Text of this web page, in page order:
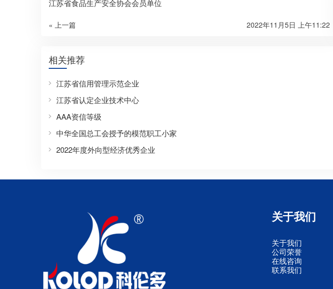
江苏省食品生产安全协会会员单位
« 上一篇 2022年11月5日 上午11:22
相关推荐
江苏省信用管理示范企业
江苏省认定企业技术中心
AAA资信等级
中华全国总工会授予的模范职工小家
2022年度外向型经济优秀企业
关于我们
关于我们
公司荣誉
在线咨询
联系我们